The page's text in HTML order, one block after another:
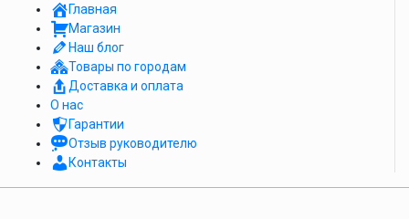
Главная
Магазин
Наш блог
Товары по городам
Доставка и оплата
О нас
Гарантии
Отзыв руководителю
Контакты